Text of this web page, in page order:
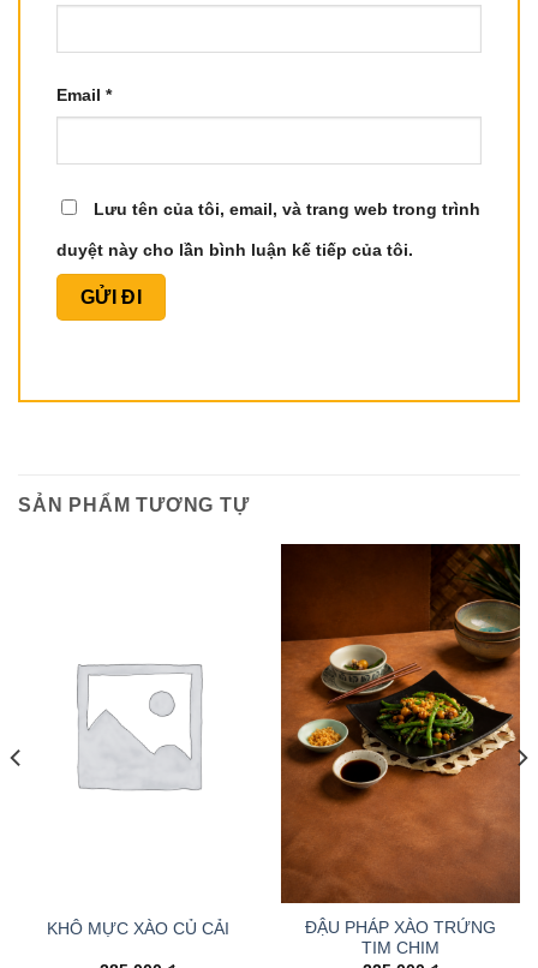
Email *
Lưu tên của tôi, email, và trang web trong trình
duyệt này cho lần bình luận kế tiếp của tôi.
SẢN PHẨM TƯƠNG TỰ
KHÔ MỰC XÀO CỦ CẢI
ĐẬU PHÁP XÀO TRỨNG
TIM CHIM